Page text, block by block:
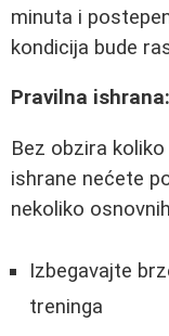
minuta i
kondicija bude
Pravilna
Bez obzira
ishrane nećete
nekoliko
Izbegavajte
treninga